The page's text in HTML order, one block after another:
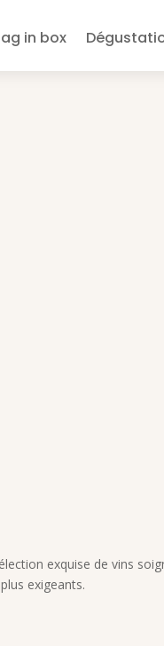
in box
exquise de vins
exigeants.